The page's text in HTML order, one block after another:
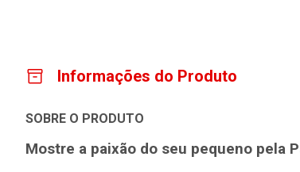
Informações do Produto
SOBRE O PRODUTO
Mostre a paixão do seu pequeno pela